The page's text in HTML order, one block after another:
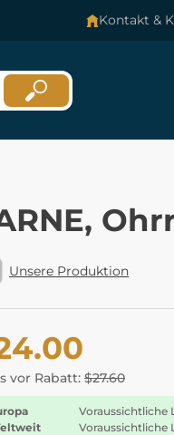
Kontakt &
Unsere Produktion
vor Rabatt: $27.60
Voraussichtliche
Voraussichtliche